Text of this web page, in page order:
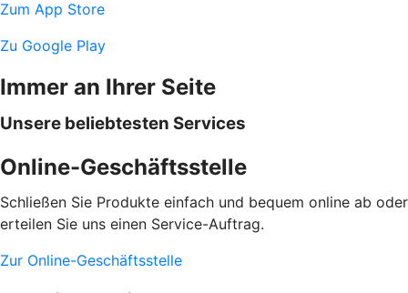
Zum App Store
Zu Google Play
Immer an Ihrer Seite
Unsere beliebtesten Services
Online-Geschäftsstelle
Schließen Sie Produkte einfach und bequem online ab oder
erteilen Sie uns einen Service-Auftrag.
Zur Online-Geschäftsstelle